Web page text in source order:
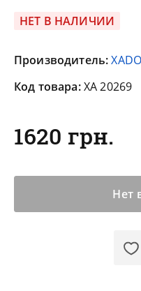
НЕТ В НАЛИЧИИ
Производитель:XADO
Код товара:XA 20269
1620 грн.
Нет